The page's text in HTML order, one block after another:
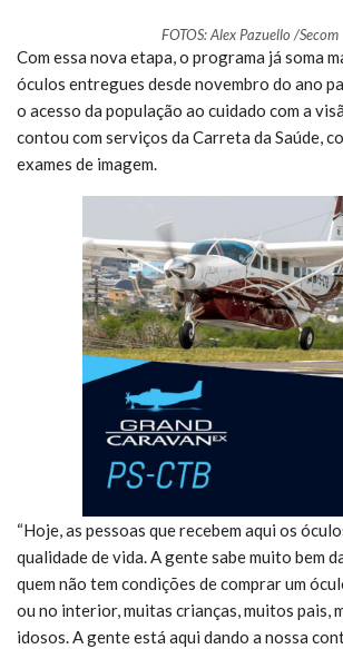
FOTOS: Alex Pazuello /Secom
Com essa nova etapa, o programa já soma
óculos entregues desde novembro do ano
o acesso da população ao cuidado com a
contou com serviços da Carreta da Saúde,
exames de imagem.
“Hoje, as pessoas que recebem aqui os
qualidade de vida. A gente sabe muito bem
quem não tem condições de comprar um
ou no interior, muitas crianças, muitos pais,
idosos. A gente está aqui dando a nossa